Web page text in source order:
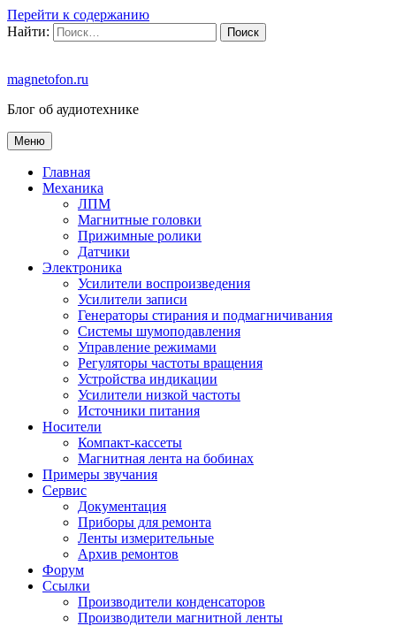
Перейти к содержанию
Найти:
magnetofon.ru
Блог об аудиотехнике
Меню
Главная
Механика
ЛПМ
Магнитные головки
Прижимные ролики
Датчики
Электроника
Усилители воспроизведения
Усилители записи
Генераторы стирания и подмагничивания
Системы шумоподавления
Управление режимами
Регуляторы частоты вращения
Устройства индикации
Усилители низкой частоты
Источники питания
Носители
Компакт-кассеты
Магнитная лента на бобинах
Примеры звучания
Сервис
Документация
Приборы для ремонта
Ленты измерительные
Архив ремонтов
Форум
Ссылки
Производители конденсаторов
Производители магнитной ленты